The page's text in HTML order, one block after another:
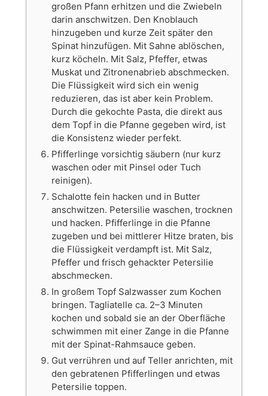
großen Pfann erhitzen und die Zwiebeln
darin anschwitzen. Den Knoblauch
hinzugeben und kurze Zeit später den
Spinat hinzufügen. Mit Sahne ablöschen,
kurz köcheln. Mit Salz, Pfeffer, etwas
Muskat und Zitronenabrieb abschmecken.
Die Flüssigkeit wird sich ein wenig
reduzieren, das ist aber kein Problem.
Durch die gekochte Pasta, die direkt aus
dem Topf in die Pfanne gegeben wird, ist
die Konsistenz wieder perfekt.
Pfifferlinge vorsichtig säubern (nur kurz
waschen oder mit Pinsel oder Tuch
reinigen).
Schalotte fein hacken und in Butter
anschwitzen. Petersilie waschen, trocknen
und hacken. Pfifferlinge in die Pfanne
zugeben und bei mittlerer Hitze braten, bis
die Flüssigkeit verdampft ist. Mit Salz,
Pfeffer und frisch gehackter Petersilie
abschmecken.
In großem Topf Salzwasser zum Kochen
bringen. Tagliatelle ca. 2–3 Minuten
kochen und sobald sie an der Oberfläche
schwimmen mit einer Zange in die Pfanne
mit der Spinat-Rahmsauce geben.
Gut verrühren und auf Teller anrichten, mit
den gebratenen Pfifferlingen und etwas
Petersilie toppen.